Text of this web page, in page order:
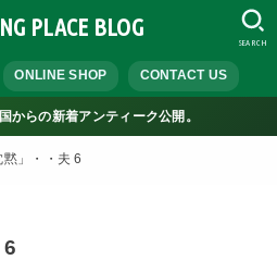
PLACE BLOG
ONLINE SHOP CONTACT US
SEARCH
からの新着アンティーク公開。
黙」・・夫 6
6